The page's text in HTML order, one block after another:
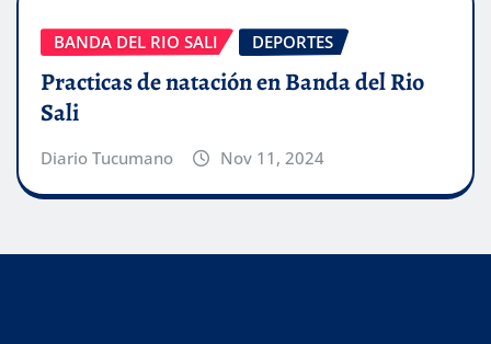
BANDA DEL RIO SALI DEPORTES
Practicas de natación en Banda del Rio
Sali
Diario Tucumano Nov 11, 2024